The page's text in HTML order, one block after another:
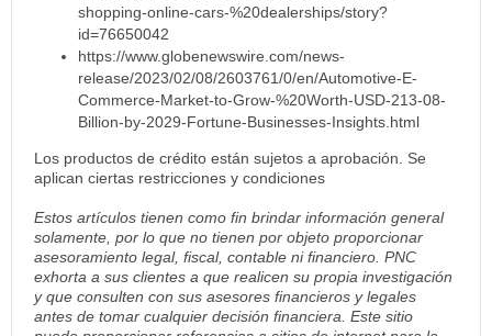
shopping-online-cars-%20dealerships/story?
id=76650042
https://www.globenewswire.com/news-
release/2023/02/08/2603761/0/en/Automotive-E-
Commerce-Market-to-Grow-%20Worth-USD-213-08-
Billion-by-2029-Fortune-Businesses-Insights.html
Los productos de crédito están sujetos a aprobación. Se
aplican ciertas restricciones y condiciones
Estos artículos tienen como fin brindar información general
solamente, por lo que no tienen por objeto proporcionar
asesoramiento legal, fiscal, contable ni financiero. PNC
exhorta a sus clientes a que realicen su propia investigación
y que consulten con sus asesores financieros y legales
antes de tomar cualquier decisión financiera. Este sitio